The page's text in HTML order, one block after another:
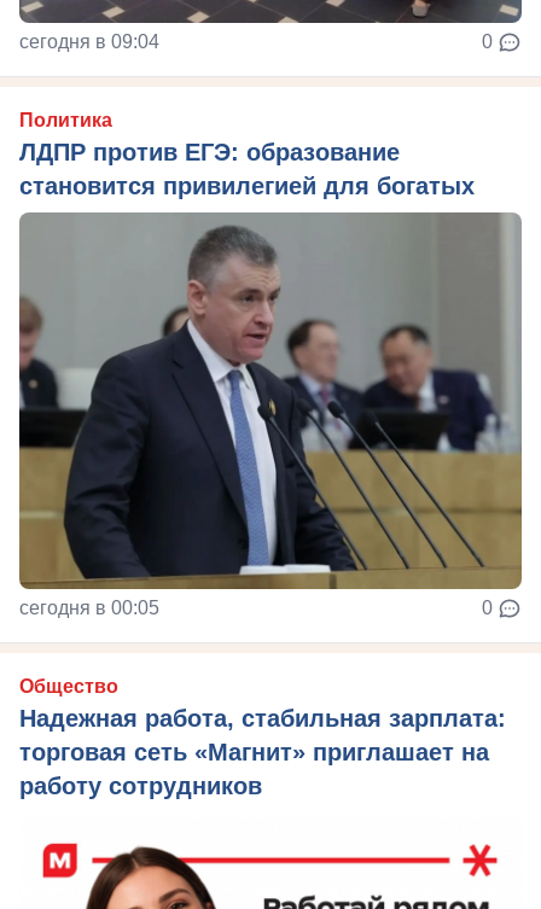
сегодня в 09:04 0
Политика
ЛДПР против ЕГЭ: образование
становится привилегией для богатых
сегодня в 00:05 0
Общество
Надежная работа, стабильная зарплата:
торговая сеть «Магнит» приглашает на
работу сотрудников